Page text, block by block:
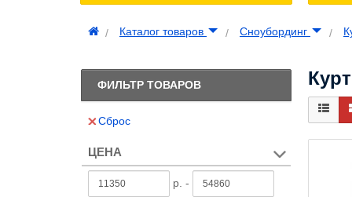
Каталог товаров Сноубординг
ФИЛЬТР ТОВАРОВ
Сброс
ЦЕНА
р. -